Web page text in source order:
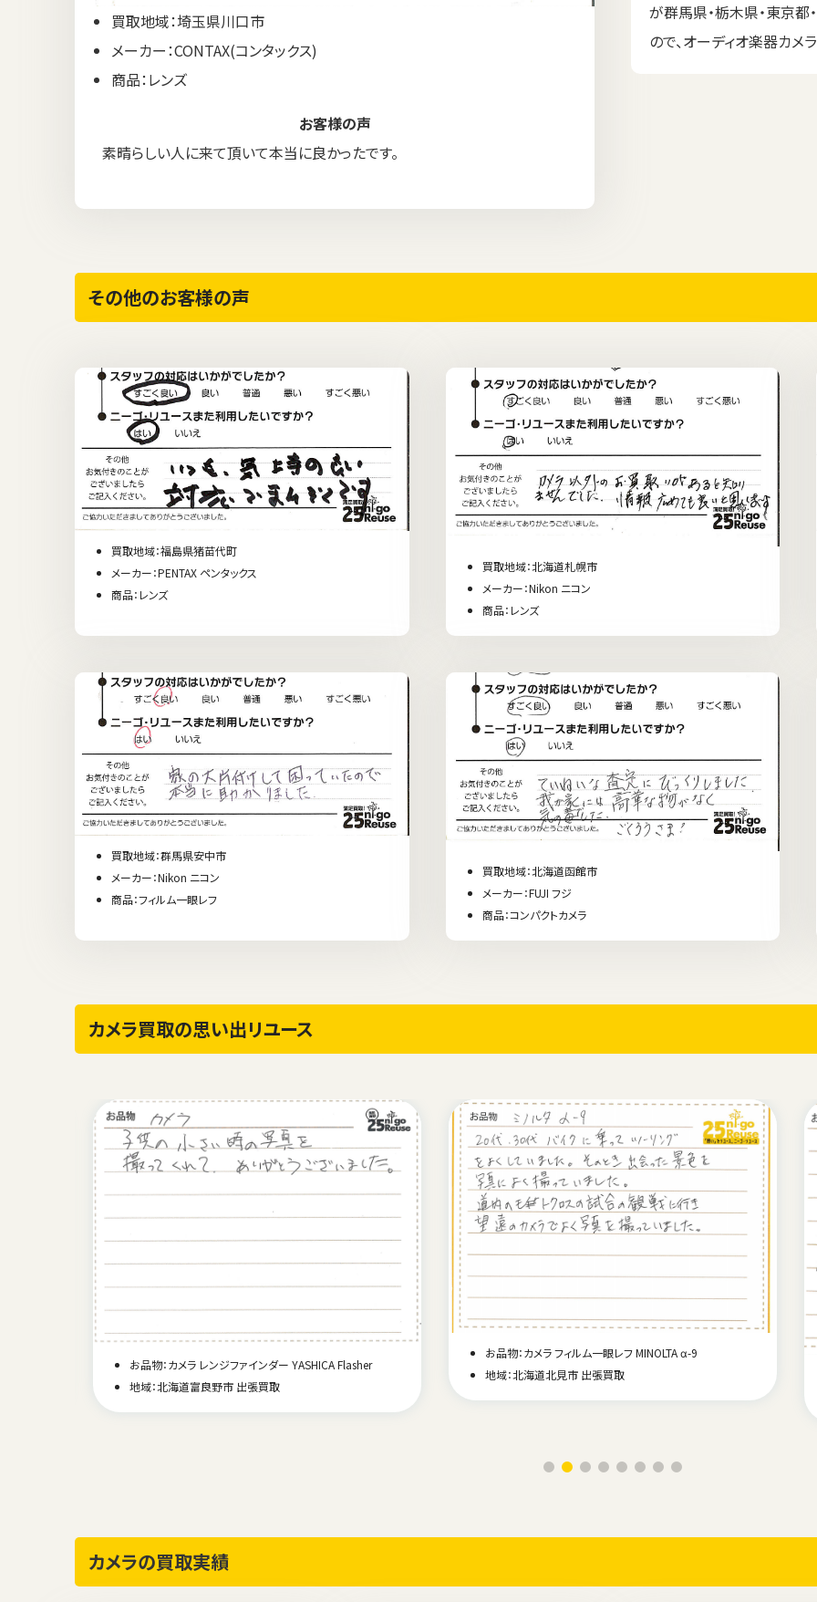
買取地域：埼玉県川口市
メーカー：CONTAX(コンタックス)
商品：レンズ
お客様の声
素晴らしい人に来て頂いて本当に良かったです。
が群馬県・栃木県・東京都
ので、オーディオ楽器カメ
その他のお客様の声
買取地域：福島県猪苗代町
メーカー：PENTAX ペンタックス
商品：レンズ
買取地域：北海道札幌市
メーカー：Nikon ニコン
商品：レンズ
買取地域：群馬県安中市
メーカー：Nikon ニコン
商品：フィルム一眼レフ
買取地域：北海道函館市
メーカー：FUJI フジ
商品：コンパクトカメラ
カメラ買取の思い出リユース
お品物：カメラ レンジファインダー YASHICA Flasher
地域：北海道富良野市 出張買取
お品物：カメラ フィルム一眼レフ MINOLTA α-9
地域：北海道北見市 出張買取
カメラの買取実績